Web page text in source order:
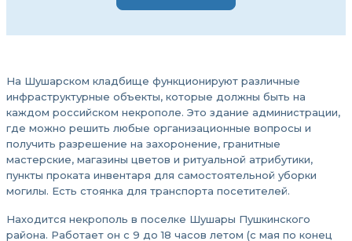
На Шушарском кладбище функционируют различные
инфраструктурные объекты, которые должны быть на
каждом российском некрополе. Это здание администрации,
где можно решить любые организационные вопросы и
получить разрешение на захоронение, гранитные
мастерские, магазины цветов и ритуальной атрибутики,
пункты проката инвентаря для самостоятельной уборки
могилы. Есть стоянка для транспорта посетителей.
Находится некрополь в поселке Шушары Пушкинского
района. Работает он с 9 до 18 часов летом (с мая по конец